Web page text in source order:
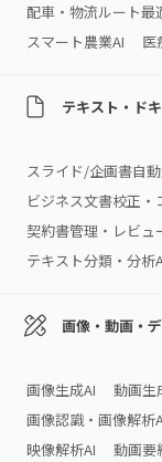
配車・物流ルート最
スマート農業AI
医
テキスト・ド
スライド/企画書自
ビジネス文書校正・
契約書管理・レビュ
テキスト分類・分析
画像・動画・
画像生成AI 動画生
画像認識・画像解析
映像解析AI
動画要